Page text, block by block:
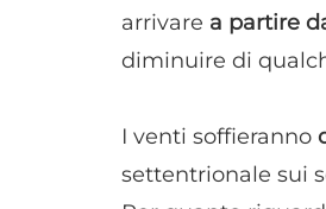
arrivare a partire
diminuire di
I venti soffieranno
settentrionale sui